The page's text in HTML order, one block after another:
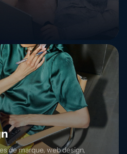
de marque, web design,